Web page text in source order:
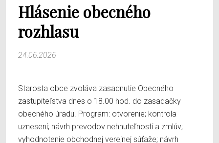
Hlásenie obecného
rozhlasu
24.06.2026
Starosta obce zvoláva zasadnutie Obecného
zastupiteľstva dnes o 18.00 hod. do zasadačky
obecného úradu. Program: otvorenie; kontrola
uznesení; návrh prevodov nehnuteľností a zmlúv;
vyhodnotenie obchodnej verejnej súťaže; návrh